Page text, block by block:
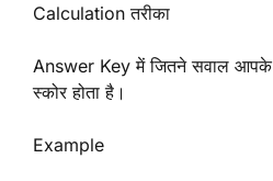
Calculation तरीका
Answer Key में जितने सवाल
स्कोर होता है।
Example